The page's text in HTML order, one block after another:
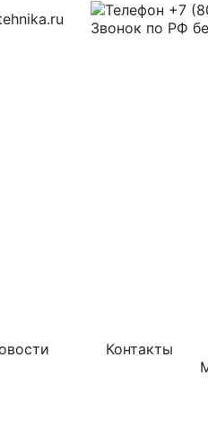
+7
Звонок по РФ
Контакты